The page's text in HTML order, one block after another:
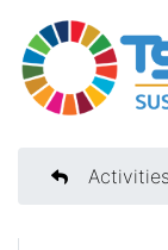
Activities